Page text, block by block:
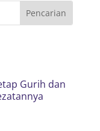
Gurih dan